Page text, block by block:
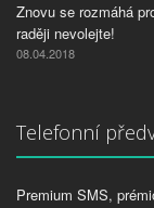
Znovu se rozmáhá
raději nevolejte!
08.04.2018
Telefonní
Premium SMS,